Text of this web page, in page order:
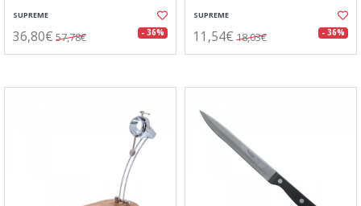
SUPREME
36,80€ 57,78€ - 36%
SUPREME
11,54€ 18,03€ - 36%